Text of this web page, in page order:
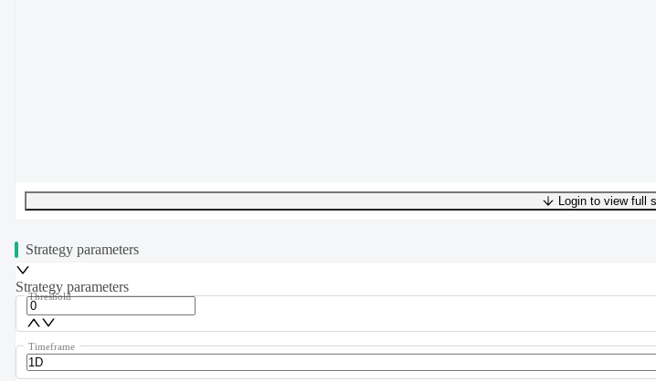
UTF-8273 bytes42 words0 linesLn 1,Col 0
Login to view full
Strategy parameters
Strategy parameters
Threshold
Timeframe